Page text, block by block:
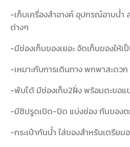
-เก็บเครื่องสำอางค์ อุปกรณ์อาบน้
ต่างๆ
-มีช่องเก็บของเยอะ จัดเก็บของให้เ
-เหมาะกับการเดินทาง พกพาสะดว
-พับได้ มีช่องเก็บ2ฝั่ง พร้อมตะขอแ
-มีซิปรูดเปิด-ปิด แบ่งช่อง กันของ
-กระเป๋ากันน้ำ ใส่ของสำหรับเตรียม